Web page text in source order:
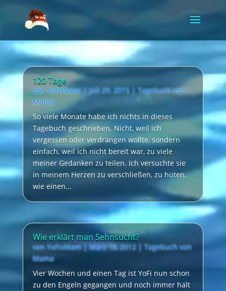
120 Tage
vonYoFisMam|Juli 29, 2015| Tagebuch von
Mama
So viele Monate habe ich nichts in dieses
Tagebuch geschrieben. Nicht, weil ich
vergessen oder verdrängen wollte, sondern
einfach, weil ich nicht bereit war, zu viele
meiner Gedanken zu teilen. Ich versuchte sie
in meinem Herzen zu verschließen, zu hüten,
wie einen...
Wie erklärt man Sehnsucht?
von YoFisMam|März 18, 2012| Tagebuch von
Mama
Vier Wochen und einen Tag ist YoFi nun schon
zu den Engeln gegangen und noch immer hält